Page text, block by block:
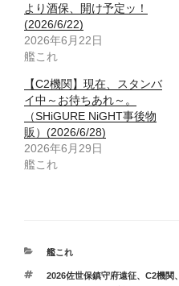
より酒保、開け予定ッ！
(2026/6/22)
2026年6月22日
艦これ
【C2機関】現在、スタンバ
イ中～お待ちあれ～。
（SHiGURE NiGHT事後物
販）(2026/6/28)
2026年6月29日
艦これ
カ
ゴ
艦これ
タ
2026佐世保鎮守府遠征、 C2機関、